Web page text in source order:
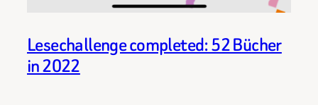
Lesechallenge completed: 52 Bücher
in 2022